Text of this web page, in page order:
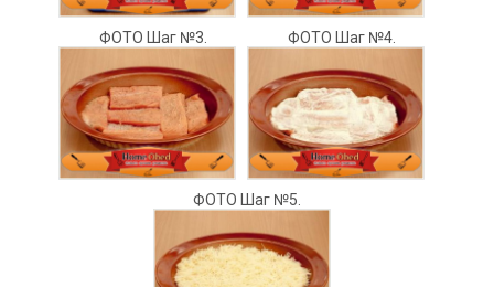
ФОТО Шаг №3. ФОТО Шаг №4.
ФОТО Шаг №5.